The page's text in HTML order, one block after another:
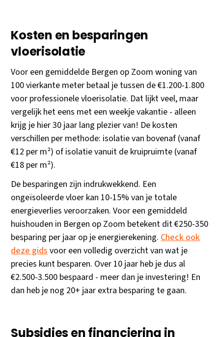
Kosten en besparingen
vloerisolatie
Voor een gemiddelde Bergen op Zoom woning van
100 vierkante meter betaal je tussen de €1.200-1.800
voor professionele vloerisolatie. Dat lijkt veel, maar
vergelijk het eens met een weekje vakantie - alleen
krijg je hier 30 jaar lang plezier van! De kosten
verschillen per methode: isolatie van bovenaf (vanaf
€12 per m²) of isolatie vanuit de kruipruimte (vanaf
€18 per m²).
De besparingen zijn indrukwekkend. Een
ongeïsoleerde vloer kan 10-15% van je totale
energieverlies veroorzaken. Voor een gemiddeld
huishouden in Bergen op Zoom betekent dit €250-350
besparing per jaar op je energierekening.Check ook
deze gidsvoor een volledig overzicht van wat je
precies kunt besparen. Over 10 jaar heb je dus al
€2.500-3.500 bespaard - meer dan je investering! En
dan heb je nog 20+ jaar extra besparing te gaan.
Subsidies en financiering in